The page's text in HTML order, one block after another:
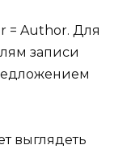
= Author. Для
записи
выглядеть